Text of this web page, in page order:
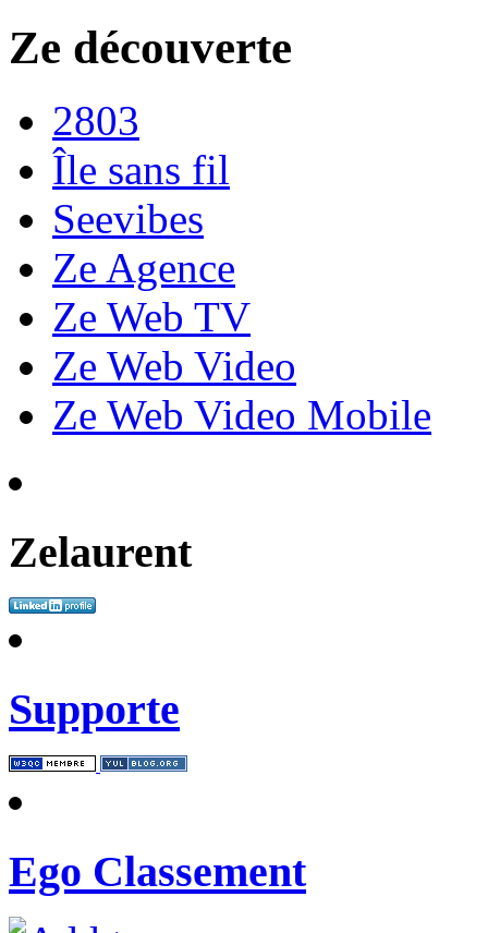
Ze découverte
2803
Île sans fil
Seevibes
Ze Agence
Ze Web TV
Ze Web Video
Ze Web Video Mobile
Zelaurent
Supporte
Ego Classement